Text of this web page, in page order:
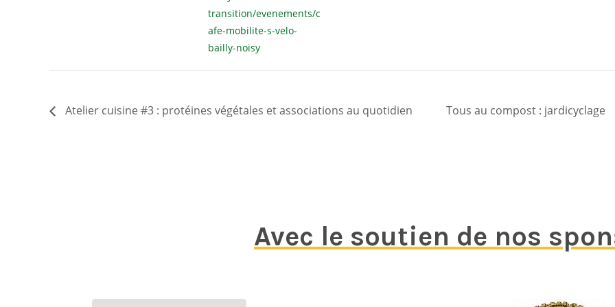
transition/evenements/c
afe-mobilite-s-velo-
bailly-noisy
Atelier cuisine #3 : protéines végétales et associations au quotidien Tous au compost : jardicyclage
Avec le soutien de nos